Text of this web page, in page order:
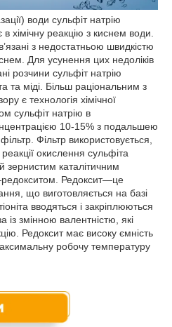
води сульфіт натрію
хімічну реакцію з киснем води.
з недостатньою швидкістю
Для усунення цих недоліків
розчини сульфіт натрію
та міді. Більш раціональним з
є технологія хімічної
сульфіт натрію в
10-15% з подальшею
Фільтр використовується,
окислення сульфіта
зернистим каталітичним
Редоксит—це
що виготовляється на базі
вводяться і закріплюються
із змінною валентністю, які
Редоксит має високу ємність
робочу температуру